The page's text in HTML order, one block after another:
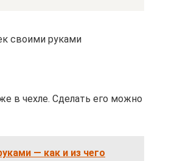
своими руками
в чехле. Сделать его можно
— как и из чего